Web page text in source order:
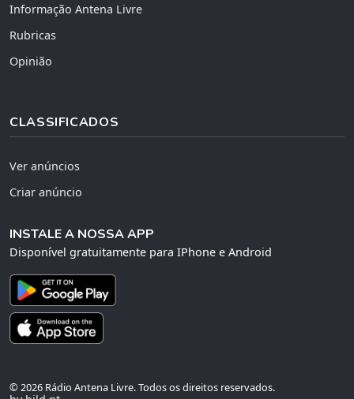
Informação Antena Livre
Rubricas
Opinião
CLASSIFICADOS
Ver anúncios
Criar anúncio
INSTALE A NOSSA APP
Disponível gratuitamente para IPhone e Android
© 2026 Rádio Antena Livre. Todos os direitos reservados.